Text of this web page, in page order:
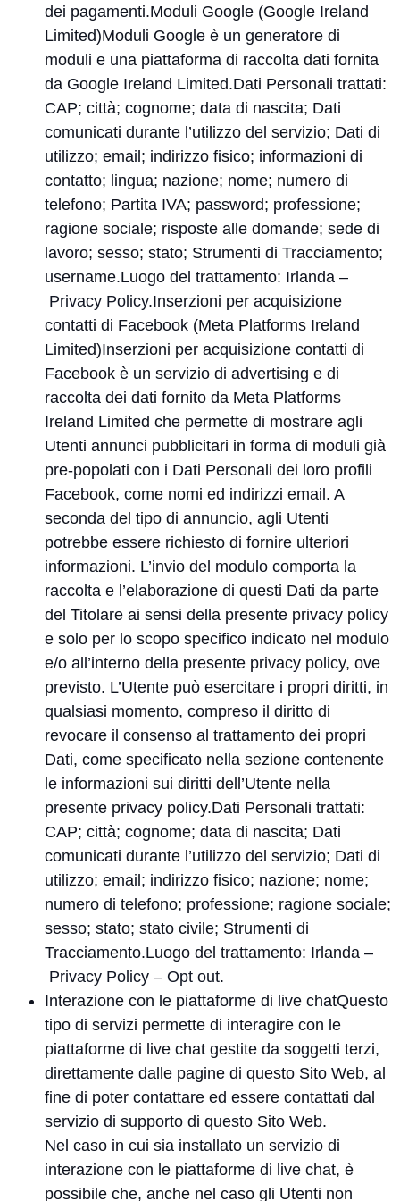
dei pagamenti.Moduli Google (Google Ireland
Limited)Moduli Google è un generatore di
moduli e una piattaforma di raccolta dati fornita
da Google Ireland Limited.Dati Personali trattati:
CAP; città; cognome; data di nascita; Dati
comunicati durante l’utilizzo del servizio; Dati di
utilizzo; email; indirizzo fisico; informazioni di
contatto; lingua; nazione; nome; numero di
telefono; Partita IVA; password; professione;
ragione sociale; risposte alle domande; sede di
lavoro; sesso; stato; Strumenti di Tracciamento;
username.Luogo del trattamento: Irlanda –
Privacy Policy.Inserzioni per acquisizione
contatti di Facebook (Meta Platforms Ireland
Limited)Inserzioni per acquisizione contatti di
Facebook è un servizio di advertising e di
raccolta dei dati fornito da Meta Platforms
Ireland Limited che permette di mostrare agli
Utenti annunci pubblicitari in forma di moduli già
pre-popolati con i Dati Personali dei loro profili
Facebook, come nomi ed indirizzi email. A
seconda del tipo di annuncio, agli Utenti
potrebbe essere richiesto di fornire ulteriori
informazioni. L’invio del modulo comporta la
raccolta e l’elaborazione di questi Dati da parte
del Titolare ai sensi della presente privacy policy
e solo per lo scopo specifico indicato nel modulo
e/o all’interno della presente privacy policy, ove
previsto. L’Utente può esercitare i propri diritti, in
qualsiasi momento, compreso il diritto di
revocare il consenso al trattamento dei propri
Dati, come specificato nella sezione contenente
le informazioni sui diritti dell’Utente nella
presente privacy policy.Dati Personali trattati:
CAP; città; cognome; data di nascita; Dati
comunicati durante l’utilizzo del servizio; Dati di
utilizzo; email; indirizzo fisico; nazione; nome;
numero di telefono; professione; ragione sociale;
sesso; stato; stato civile; Strumenti di
Tracciamento.Luogo del trattamento: Irlanda –
Privacy Policy – Opt out.
Interazione con le piattaforme di live chatQuesto
tipo di servizi permette di interagire con le
piattaforme di live chat gestite da soggetti terzi,
direttamente dalle pagine di questo Sito Web, al
fine di poter contattare ed essere contattati dal
servizio di supporto di questo Sito Web.
Nel caso in cui sia installato un servizio di
interazione con le piattaforme di live chat, è
possibile che, anche nel caso gli Utenti non